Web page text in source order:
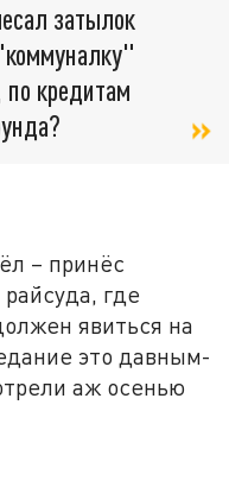
затылок
по кредитам
– принёс
где
явиться на
это давным-
аж осенью